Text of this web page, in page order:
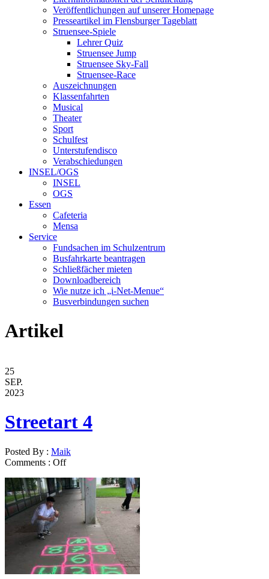
Veröffentlichungen auf unserer Homepage
Presseartikel im Flensburger Tageblatt
Struensee-Spiele
Lehrer Quiz
Struensee Jump
Struensee Sky-Fall
Struensee-Race
Auszeichnungen
Klassenfahrten
Musical
Theater
Sport
Schulfest
Unterstufendisco
Verabschiedungen
INSEL/OGS
INSEL
OGS
Essen
Cafeteria
Mensa
Service
Fundsachen im Schulzentrum
Busfahrkarte beantragen
Schließfächer mieten
Downloadbereich
Wie nutze ich „i-Net-Menue“
Busverbindungen suchen
Artikel
25
SEP.
2023
Streetart 4
Posted By : Maik
Comments : Off